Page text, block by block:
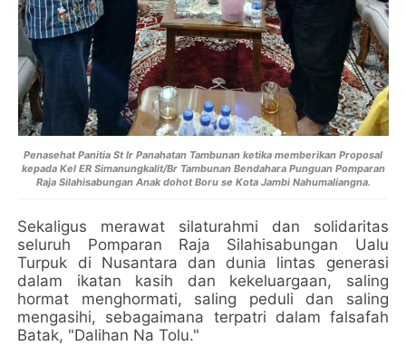
Penasehat Panitia St Ir Panahatan Tambunan ketika memberikan Proposal
kepada Kel ER Simanungkalit/Br Tambunan Bendahara Punguan Pomparan
Raja Silahisabungan Anak dohot Boru se Kota Jambi Nahumaliangna.
Sekaligus merawat silaturahmi dan solidaritas
seluruh Pomparan Raja Silahisabungan Ualu
Turpuk di Nusantara dan dunia lintas generasi
dalam ikatan kasih dan kekeluargaan, saling
hormat menghormati, saling peduli dan saling
mengasihi, sebagaimana terpatri dalam falsafah
Batak, "Dalihan Na Tolu."